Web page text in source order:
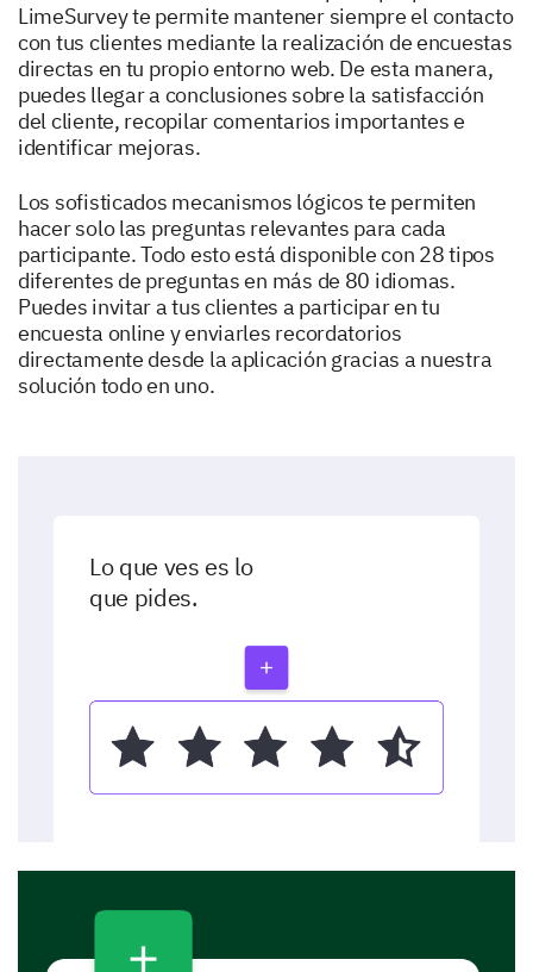
LimeSurvey te permite mantener siempre el contacto
con tus clientes mediante la realización de encuestas
directas en tu propio entorno web. De esta manera,
puedes llegar a conclusiones sobre la satisfacción
del cliente, recopilar comentarios importantes e
identificar mejoras.
Los sofisticados mecanismos lógicos te permiten
hacer solo las preguntas relevantes para cada
participante. Todo esto está disponible con 28 tipos
diferentes de preguntas en más de 80 idiomas.
Puedes invitar a tus clientes a participar en tu
encuesta online y enviarles recordatorios
directamente desde la aplicación gracias a nuestra
solución todo en uno.
Lo que ves es lo
que pides.